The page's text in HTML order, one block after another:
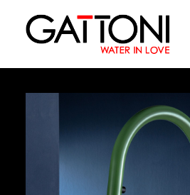
Oружающая среда
Продукция